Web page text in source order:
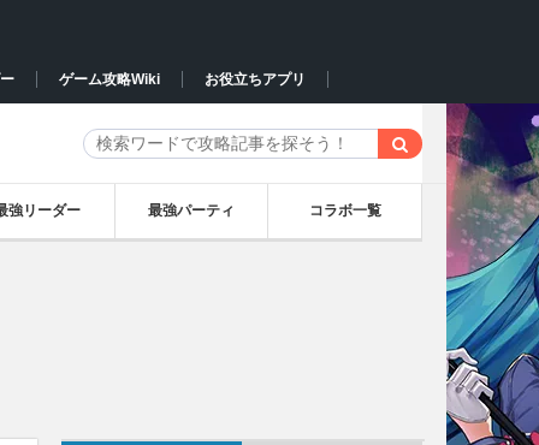
ゲーム攻略Wiki お役立ちアプリ
強リーダー 最強パーティ コラボ一覧